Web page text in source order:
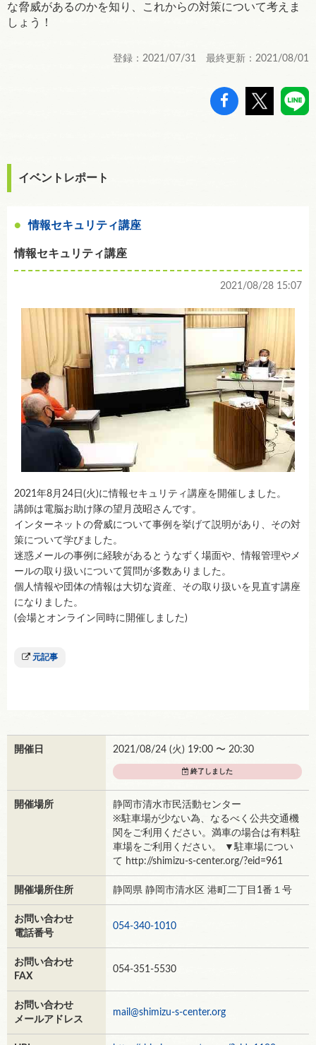
な脅威があるのかを知り、これからの対策について考えま
しょう！
登録：2021/07/31 最終更新：2021/08/01
イベントレポート
情報セキュリティ講座
情報セキュリティ講座
2021/08/28 15:07
2021年8月24日(火)に情報セキュリティ講座を開催しました。
講師は電脳お助け隊の望月茂昭さんです。
インターネットの脅威について事例を挙げて説明があり、その対
策について学びました。
迷惑メールの事例に経験があるとうなずく場面や、情報管理やメ
ールの取り扱いについて質問が多数ありました。
個人情報や団体の情報は大切な資産、その取り扱いを見直す講座
になりました。
(会場とオンライン同時に開催しました)
元記事
開催日 2021/08/24 (火 ) 19:00 〜 20:30
終了しました
開催場所
静岡市清水市民活動センター
※駐車場が少ない為、なるべく公共交通機
関をご利用ください。満車の場合は有料駐
車場をご利用ください。 ▼駐車場につい
て http://shimizu-s-center.org/?eid=961
開催場所住所 静岡県 静岡市清水区 港町二丁目1番１号
お問い合わせ
電話番号
054-340-1010
お問い合わせ
FAX
054-351-5530
お問い合わせ
メールアドレス
mail@shimizu-s-center.org